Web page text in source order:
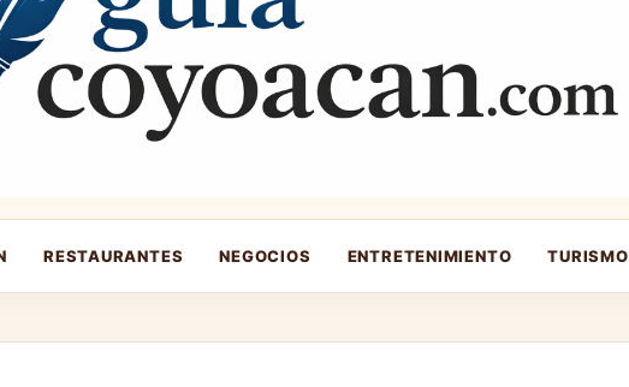
RESTAURANTES NEGOCIOS ENTRETENIMIENTO TURISMO